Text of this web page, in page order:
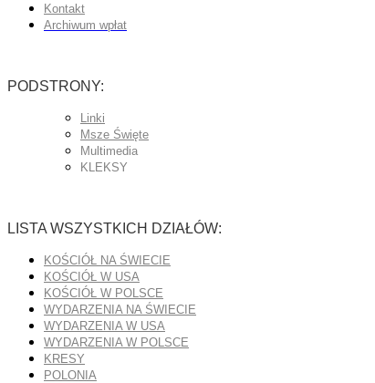
Kontakt
Archiwum wpłat
PODSTRONY:
Linki
Msze Święte
Multimedia
KLEKSY
LISTA WSZYSTKICH DZIAŁÓW:
KOŚCIÓŁ NA ŚWIECIE
KOŚCIÓŁ W USA
KOŚCIÓŁ W POLSCE
WYDARZENIA NA ŚWIECIE
WYDARZENIA W USA
WYDARZENIA W POLSCE
KRESY
POLONIA